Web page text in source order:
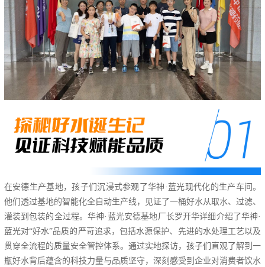
在安德生产基地，孩子们沉浸式参观了华神·蓝光现代化的生产车间。
他们透过基地的智能化全自动生产线，见证了一桶好水从取水、过滤、
灌装到包装的全过程。华神·蓝光安德基地厂长罗开华详细介绍了华神·
蓝光对“好水”品质的严苛追求，包括水源保护、先进的水处理工艺 以及
贯穿全流程的质量安全管控体系。通过实地探访，孩子们直观了解到一
瓶好水背后蕴含的科技力量与品质坚守，深刻感受到企业对消费者饮水